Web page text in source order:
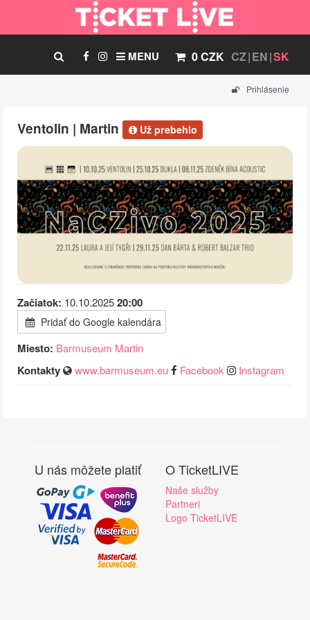
CZ EN SK
0 CZK
MENU
Prihlásenie
Ventolin | Martin Už prebehlo
Začiatok: 10.10.202520:00
Pridať do Google kalendára
Miesto: Barmuseum Martin
Kontakty www.barmuseum.eu Facebook Instagram
U nás môžete platiť O TicketLIVE
Naše služby
Partneri
Logo TicketLIVE